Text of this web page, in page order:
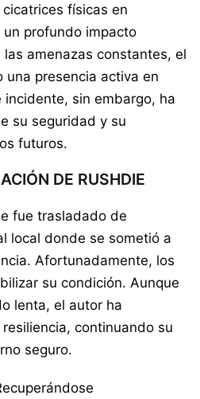
físicas en
profundo impacto
amenazas constantes, el
presencia activa en
sin embargo, ha
su seguridad y su
futuros.
DE RUSHDIE
fue trasladado de
local donde se sometió a
Afortunadamente, los
su condición. Aunque
lenta, el autor ha
continuando su
seguro.